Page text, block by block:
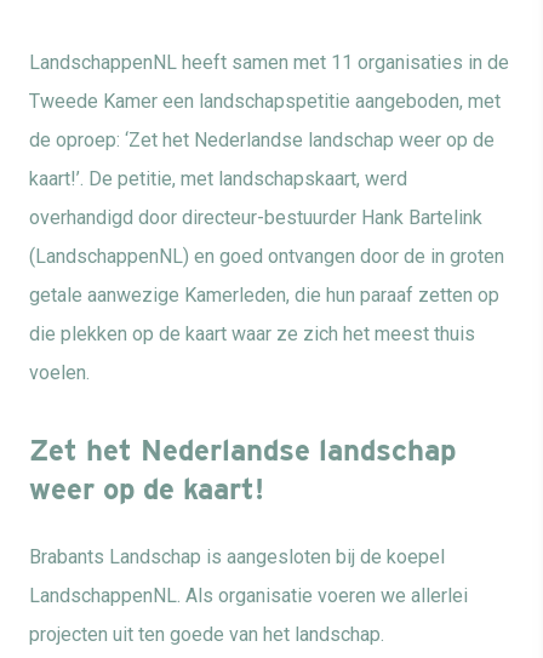
LandschappenNL heeft samen met 11 organisaties in de
Tweede Kamer een landschapspetitie aangeboden, met
de oproep: ‘Zet het Nederlandse landschap weer op de
kaart!’. De petitie, met landschapskaart, werd
overhandigd door directeur-bestuurder Hank Bartelink
(LandschappenNL) en goed ontvangen door de in groten
getale aanwezige Kamerleden, die hun paraaf zetten op
die plekken op de kaart waar ze zich het meest thuis
voelen.
Zet het Nederlandse landschap
weer op de kaart!
Brabants Landschap is aangesloten bij de koepel
LandschappenNL. Als organisatie voeren we allerlei
projecten uit ten goede van het landschap.